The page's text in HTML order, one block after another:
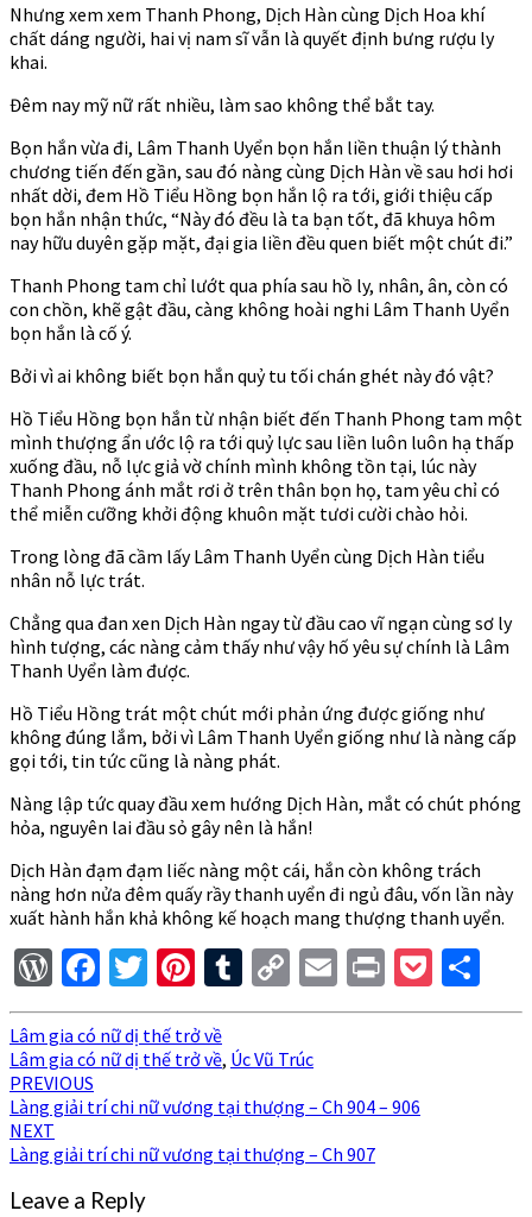
Nhưng xem xem Thanh Phong, Dịch Hàn cùng Dịch Hoa khí
chất dáng người, hai vị nam sĩ vẫn là quyết định bưng rượu ly
khai.
Đêm nay mỹ nữ rất nhiều, làm sao không thể bắt tay.
Bọn hắn vừa đi, Lâm Thanh Uyển bọn hắn liền thuận lý thành
chương tiến đến gần, sau đó nàng cùng Dịch Hàn về sau hơi hơi
nhất dời, đem Hồ Tiểu Hồng bọn hắn lộ ra tới, giới thiệu cấp
bọn hắn nhận thức, “Này đó đều là ta bạn tốt, đã khuya hôm
nay hữu duyên gặp mặt, đại gia liền đều quen biết một chút đi.”
Thanh Phong tam chỉ lướt qua phía sau hồ ly, nhân, ân, còn có
con chồn, khẽ gật đầu, càng không hoài nghi Lâm Thanh Uyển
bọn hắn là cố ý.
Bởi vì ai không biết bọn hắn quỷ tu tối chán ghét này đó vật?
Hồ Tiểu Hồng bọn hắn từ nhận biết đến Thanh Phong tam một
mình thượng ẩn ước lộ ra tới quỷ lực sau liền luôn luôn hạ thấp
xuống đầu, nỗ lực giả vờ chính mình không tồn tại, lúc này
Thanh Phong ánh mắt rơi ở trên thân bọn họ, tam yêu chỉ có
thể miễn cưỡng khởi động khuôn mặt tươi cười chào hỏi.
Trong lòng đã cầm lấy Lâm Thanh Uyển cùng Dịch Hàn tiểu
nhân nỗ lực trát.
Chẳng qua đan xen Dịch Hàn ngay từ đầu cao vĩ ngạn cùng sơ ly
hình tượng, các nàng cảm thấy như vậy hố yêu sự chính là Lâm
Thanh Uyển làm được.
Hồ Tiểu Hồng trát một chút mới phản ứng được giống như
không đúng lắm, bởi vì Lâm Thanh Uyển giống như là nàng cấp
gọi tới, tin tức cũng là nàng phát.
Nàng lập tức quay đầu xem hướng Dịch Hàn, mắt có chút phóng
hỏa, nguyên lai đầu sỏ gây nên là hắn!
Dịch Hàn đạm đạm liếc nàng một cái, hắn còn không trách
nàng hơn nửa đêm quấy rầy thanh uyển đi ngủ đâu, vốn lần này
xuất hành hắn khả không kế hoạch mang thượng thanh uyển.
WordPress
Facebook
Twitter
Pinterest
Tumblr
Copy
Link
EmailPrint
Lâm gia có nữ dị thế trở về
Lâm gia có nữ dị thế trở về, Úc Vũ Trúc
Post
navigation
PREVIOUS
Làng giải trí chi nữ vương tại thượng – Ch 904 – 906
NEXT
Làng giải trí chi nữ vương tại thượng – Ch 907
Leave a Reply